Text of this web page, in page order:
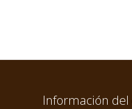
Información